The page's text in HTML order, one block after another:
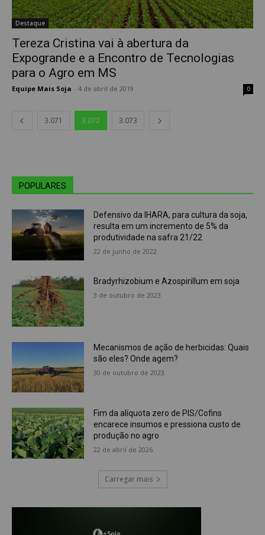
Destaque
Tereza Cristina vai à abertura da
Expogrande e a Encontro de Tecnologias
para o Agro em MS
Equipe Mais Soja 4 de abril de 2019 0
3.071 3.072 3.073
POPULARES
Defensivo da IHARA, para cultura da soja,
resulta em um incremento de 5% da
produtividade na safra 21/22
22 de junho de 2022
Bradyrhizobium e Azospirillum em soja
3 de outubro de 2023
Mecanismos de ação de herbicidas: Quais
são eles? Onde agem?
30 de outubro de 2023
Fim da alíquota zero de PIS/Cofins
encarece insumos e pressiona custo de
produção no agro
22 de abril de 2026
Carregar mais